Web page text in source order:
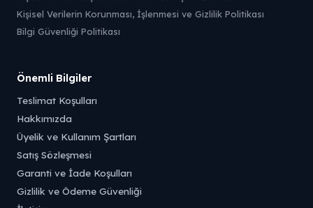
Kişisel Verilerin Korunması, İşlenmesi ve Gizlilik Politikası
Bilgi Güvenliği Politikası
Önemli Bilgiler
Teslimat Koşulları
Hakkımızda
Üyelik ve Kullanım Şartları
Satış Sözleşmesi
Garanti ve İade Koşulları
Gizlilik ve Ödeme Güvenliği